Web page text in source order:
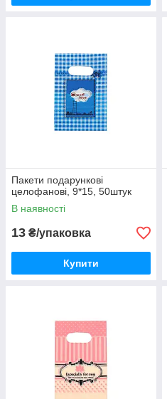
Пакети подарункові
целофанові, 9*15, 50штук
В наявності
13 ₴/упаковка
Купити